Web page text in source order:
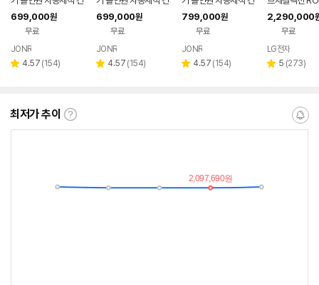
조 스테이션 최강희청
소기 X9 PRO, 블랙
699,000원
무료
JONR
별 4.57 리
(154)
조 스테이션 최강희청
소기 X9 PRO, 화이트
699,000원
무료
JONR
별 4.57 리
(154)
조 스테이션 최강희청
소기 X1 MAX, 블랙
799,000원
무료
JONR
별 4.57 리
(154)
니) (히든스테
5THU
2,290,000
무료
LG전자
별 5 리
(273)
최저가 추이
최
란?
알